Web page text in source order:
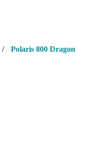
/ Polaris 800 Dragon